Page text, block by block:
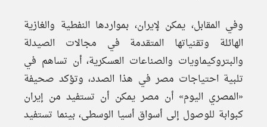
وفي المقابل، يمكن لإيران، بمواردها النفطية والغازية
الهائلة وتقنياتها المتقدمة في مجالات الصيدلة
والبتروكيماويات والصناعات العسكرية، أن تساهم في
تلبية احتياجات مصر في هذا الصدد، وتؤكد صحيفة
«المصري اليوم» أن مصر يمكن أن تستفيد من إيران
كبوابة للوصول إلى أسواق أسيا الوسطى، بينما تستفيد